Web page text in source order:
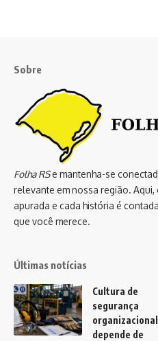
Sobre
Folha RSe mantenha-se
relevante em nossa região.
apurada e cada história é
que você merece.
Últimas notícias
Cultura de
segurança
organizacional
depende de